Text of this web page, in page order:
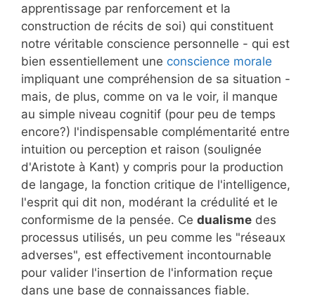
apprentissage par renforcement et la
construction de récits de soi) qui constituent
notre véritable conscience personnelle - qui est
bien essentiellement une conscience morale
impliquant une compréhension de sa situation -
mais, de plus, comme on va le voir, il manque
au simple niveau cognitif (pour peu de temps
encore?) l'indispensable complémentarité entre
intuition ou perception et raison (soulignée
d'Aristote à Kant) y compris pour la production
de langage, la fonction critique de l'intelligence,
l'esprit qui dit non, modérant la crédulité et le
conformisme de la pensée. Ce dualisme des
processus utilisés, un peu comme les "réseaux
adverses", est effectivement incontournable
pour valider l'insertion de l'information reçue
dans une base de connaissances fiable.